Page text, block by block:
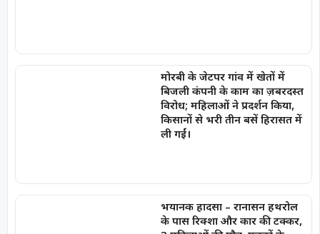
मोरबी के जेटपर गांव में खेतों में
बिजली कंपनी के काम का ज़बरदस्त
विरोध; महिलाओं ने प्रदर्शन किया,
किसानों से भरी तीन बसें हिरासत में
ली गईं।
भयानक हादसा – रानासन हथरोल
के पास रिक्शा और कार की टक्कर,